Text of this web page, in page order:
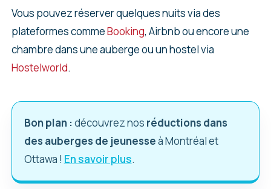
Vous pouvez réserver quelques nuits via des
plateformes commeBooking, Airbnb ou encore une
chambre dans une auberge ou un hostel via
Hostelworld.
Bon plan :découvrez nos réductions dans
des auberges de jeunesseà Montréal et
Ottawa ! En savoir plus.